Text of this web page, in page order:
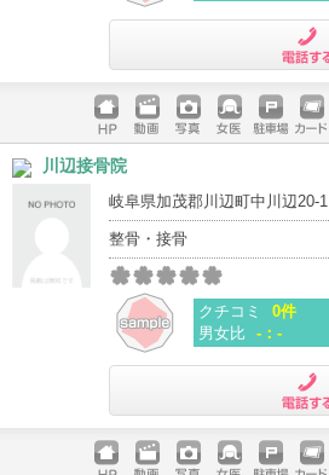
ホームペ
ージ
動画 写真 女医 駐車場
クレジッ
川辺接骨院
岐阜県加茂郡川辺町中川辺20-1
整骨・接骨
クチコミ
0件
男女比 -：-